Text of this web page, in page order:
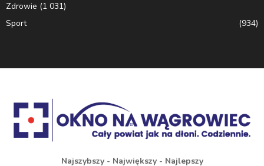
Zdrowie (1 031)
Sport
(934)
Najszybszy - Największy - Najlepszy